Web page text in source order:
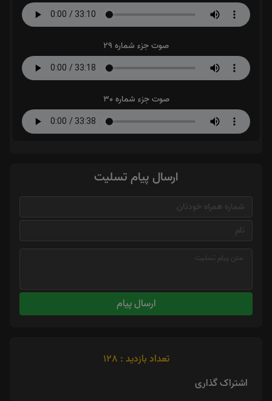
صوت جزء شماره 29
صوت جزء شماره 30
ارسال پیام تسلیت
ارسال پیام
تعداد بازدید : 128
اشتراک گذاری